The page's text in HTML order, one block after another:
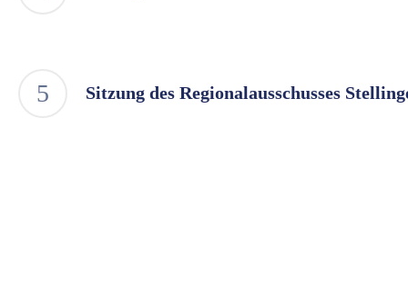
Sitzung des Regionalausschusses